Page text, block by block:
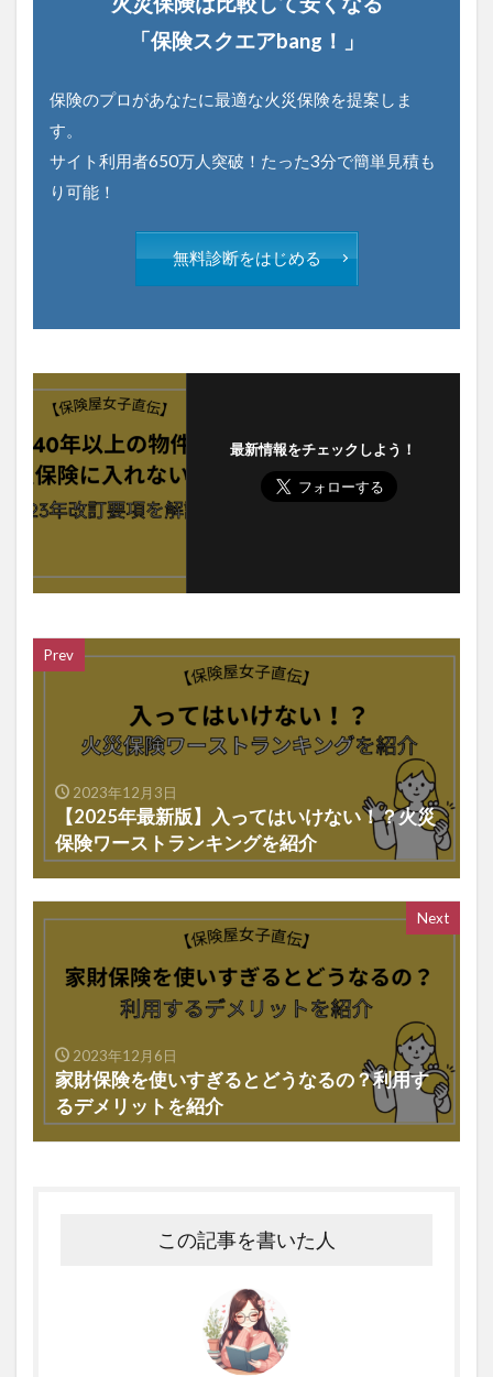
「保険スクエアbang！」
保険のプロがあなたに最適な火災保険を提案しま
す。
サイト利用者650万人突破！たった3分で簡単見積も
り可能！
無料診断をはじめる
最新情報をチェックしよう！
Prev
2023年12月3日
【2025年最新版】入ってはいけない！？火災
保険ワーストランキングを紹介
Next
2023年12月6日
家財保険を使いすぎるとどうなるの？利用す
るデメリットを紹介
この記事を書いた人